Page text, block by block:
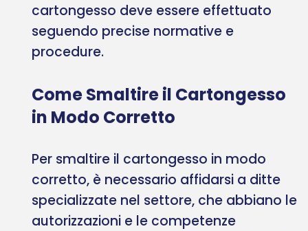
cartongesso deve essere effettuato
seguendo precise normative e
procedure.
Come Smaltire il Cartongesso
in Modo Corretto
Per smaltire il cartongesso in modo
corretto, è necessario affidarsi a ditte
specializzate nel settore, che abbiano le
autorizzazioni e le competenze